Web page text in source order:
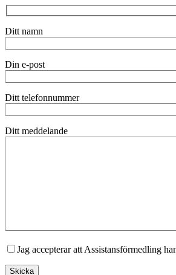
Ditt namn
Din e-post
Ditt telefonnummer
Ditt meddelande
Jag accepterar att Assistansförmedling